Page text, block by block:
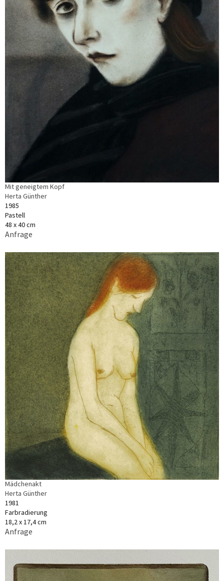
Mit geneigtem Kopf
Herta Günther
1985
Pastell
48 x 40 cm
Anfrage
Mädchenakt
Herta Günther
1981
Farbradierung
18,2 x 17,4 cm
Anfrage